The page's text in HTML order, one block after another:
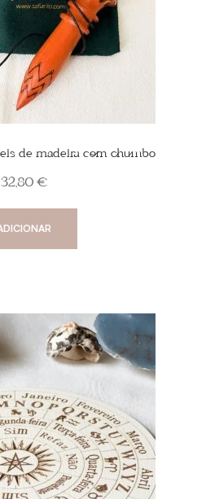
de madeira com chumbo
32,80 €